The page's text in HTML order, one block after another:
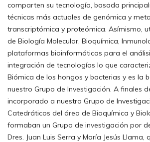
comparten su tecnología, basada
técnicas más actuales de genómica y
transcriptómica y proteómica. Asímismo,
de Biología Molecular, Bioquímica,
plataformas bioinformáticas para el
integración de tecnologías lo que
Biómica de los hongos y bacterias y es la
nuestro Grupo de Investigación. A finales
incorporado a nuestro Grupo de
Catedráticos del área de Bioquímica y
formaban un Grupo de investigación por
Dres. Juan Luis Serra y María Jesús Llama,